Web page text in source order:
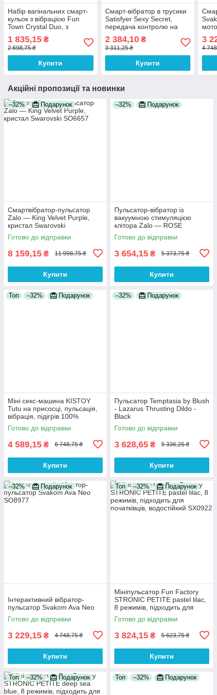
Набір вагінальних смарт-
кульок з вібрацією Fun
Town Crystal Duo, з
кулями, передача
керування, USB-кабель
1 835,15 ₴
2 698,75 ₴
Купити
Смарт-вібратор в трусики
Satisfyer Sexy Secret,
передача контролю на
водонепроникність,
2 384,10₴
3 311,25 ₴
Купити
3
4
Акційні пропозиції та новинки
–32% Подарунок
Смартвібратор-пульсатор
Zalo — King Velvet Purple,
кристал Swarovski
Готово до відправки
8 159,15 ₴ 11 998,75 ₴
Купити
–32% Подарунок
Пульсатор-вібратор із
вакуумною стимуляцією
клітора Zalo — ROSE
Thruster Strawberry Pink
Готово до відправки
3 654,15 ₴ 5 373,75 ₴
Купити
Топ –32% Подарунок
Міні секс-машина KISTOY
Tutu на присосці, пульсація,
вібрація, підігрів 100%
Анонімності
Готово до відправки
4 589,15 ₴ 6 748,75 ₴
Купити
–32% Подарунок
Пульсатор Temptasia by Blush
- Lazarus Thrusting Dildo -
Black
Готово до відправки
3 628,65 ₴ 5 336,25 ₴
Купити
–32% Подарунок
Інтерактивний вібратор-
пульсатор Svakom Ava Neo
Готово до відправки
3 229,15 ₴ 4 748,75 ₴
Купити
Топ –32% Подарунок
Мініпульсатор Fun Factory
STRONIC PETITE pastel lilac,
8 режимів, підходить для
початківців, водостійкий
Готово до відправки
3 824,15 ₴ 5 623,75 ₴
Купити
Топ –32% Подарунок Топ –32% Подарунок